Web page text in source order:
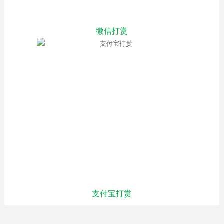
微信打赏
支付宝打赏